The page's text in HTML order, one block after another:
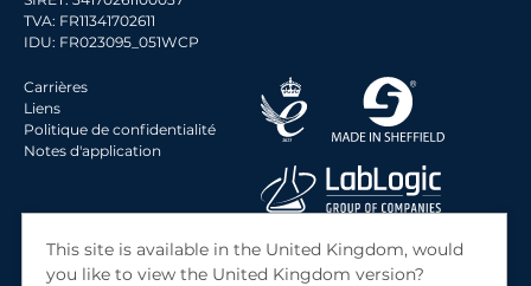
TVA: FR11341702611
IDU: FR023095_051WCP
Carrières
Liens
Politique de confidentialité
Notes d'application
© 2026 LabLogic Systems Ltd.
Site byJack Sleight
This site is available in the United Kingdom, would
you like to view the United Kingdom version?